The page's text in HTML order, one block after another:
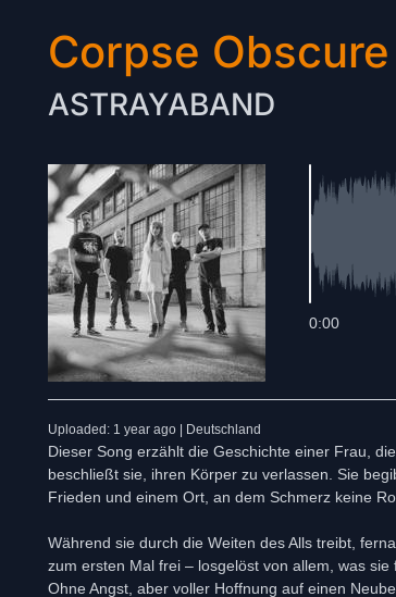
Corpse Obscure
ASTRAYABAND
0:00
Uploaded: 1 year ago | Deutschland
Dieser Song erzählt die Geschichte einer Frau,
beschließt sie, ihren Körper zu verlassen. Sie
Frieden und einem Ort, an dem Schmerz keine
Während sie durch die Weiten des Alls treibt,
zum ersten Mal frei – losgelöst von allem, was
Ohne Angst, aber voller Hoffnung auf einen